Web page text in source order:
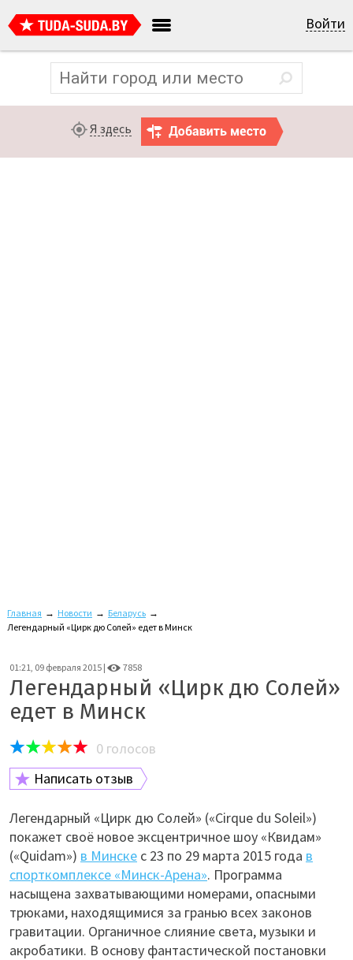
Войти
Я здесь
Главная → Новости → Беларусь →
Легендарный «Цирк дю Солей» едет в Минск
01:21, 09 февраля 2015 | 7858
Легендарный «Цирк дю Солей»
едет в Минск
0 голосов
Написать отзыв
Легендарный «Цирк дю Солей» («Cirque du Soleil»)
покажет своё новое эксцентричное шоу «Квидам»
(«Quidam») в Минске с 23 по 29 марта 2015 года в
спорткомплексе «Минск-Арена». Программа
насыщена захватывающими номерами, опасными
трюками, находящимися за гранью всех законов
гравитации. Органичное слияние света, музыки и
акробатики. В основу фантастической постановки